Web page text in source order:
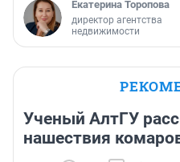
Екатерина Торопова
директор агентства
недвижимости
Ученый АлтГУ
нашествия